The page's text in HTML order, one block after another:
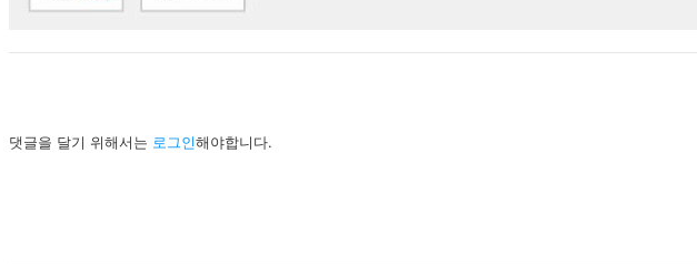
답
글
댓글을 달기 위해서는 로그인해야합니다.